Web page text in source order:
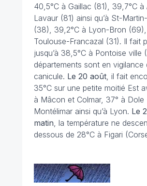
40,5°C à Gaillac (81), 39,7°C à
Lavaur (81) ainsi qu’à St-
(38), 39,2°C à Lyon-Bron
Toulouse-Francazal (31). Il fait
jusqu’à 38,5°C à Pontoise ville
départements sont en vigilance
canicule. Le 20 août, il fait
35°C sur une petite moitié Est
à Mâcon et Colmar, 37° à Dole
Montélimar ainsi qu’à Lyon. Le
matin, la température ne
dessous de 28°C à Figari